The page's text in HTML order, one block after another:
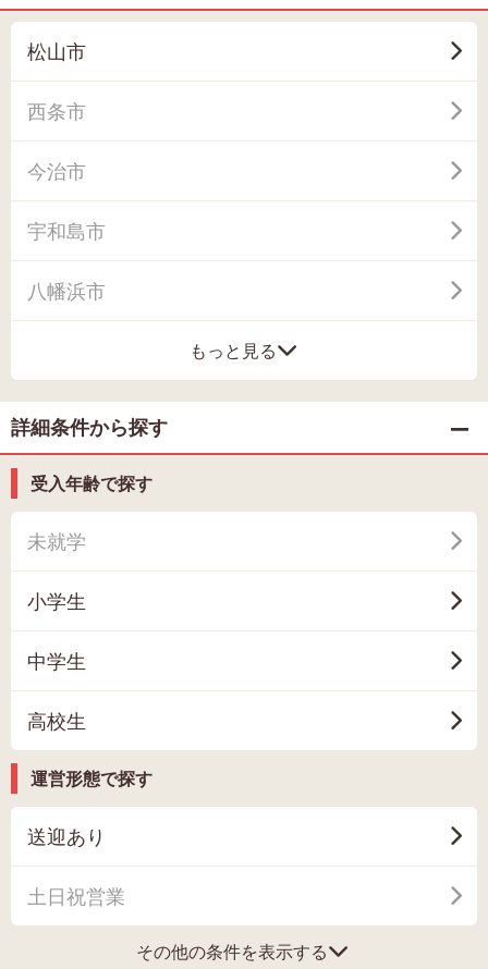
松山市
西条市
今治市
宇和島市
八幡浜市
もっと見る
詳細条件から探す
受入年齢で探す
未就学
小学生
中学生
高校生
運営形態で探す
送迎あり
土日祝営業
その他の条件を表示する